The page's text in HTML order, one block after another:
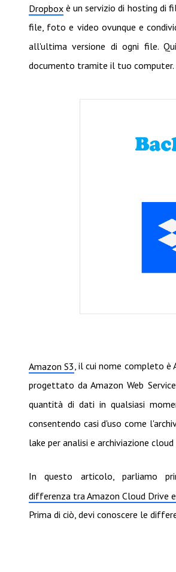
Dropbox è un servizio di hosting di
file, foto e video ovunque e
all'ultima versione di ogni file.
documento tramite il tuo computer.
Amazon S3, il cui nome completo è
progettato da Amazon Web
quantità di dati in qualsiasi
consentendo casi d'uso come
lake per analisi e archiviazione cloud
In questo articolo, parliamo
differenza tra Amazon Cloud Drive e
Prima di ciò, devi conoscere le